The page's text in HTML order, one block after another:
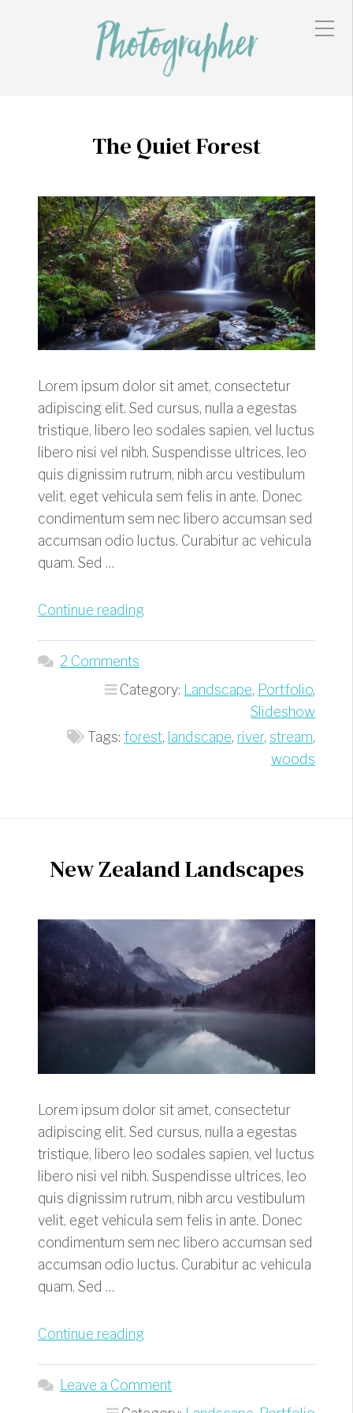
The Quiet Forest
Lorem ipsum dolor sit amet, consectetur
adipiscing elit. Sed cursus, nulla a egestas
tristique, libero leo sodales sapien, vel luctus
libero nisi vel nibh. Suspendisse ultrices, leo
quis dignissim rutrum, nibh arcu vestibulum
velit, eget vehicula sem felis in ante. Donec
condimentum sem nec libero accumsan sed
accumsan odio luctus. Curabitur ac vehicula
quam. Sed …
Continue reading“The
2 Comments
Category: Landscape, Portfolio,
Slideshow
Tags: forest, landscape, river, stream,
woods
New Zealand Landscapes
Lorem ipsum dolor sit amet, consectetur
adipiscing elit. Sed cursus, nulla a egestas
tristique, libero leo sodales sapien, vel luctus
libero nisi vel nibh. Suspendisse ultrices, leo
quis dignissim rutrum, nibh arcu vestibulum
velit, eget vehicula sem felis in ante. Donec
condimentum sem nec libero accumsan sed
accumsan odio luctus. Curabitur ac vehicula
quam. Sed …
Continue reading“New
Landscapes”
Leave a Comment